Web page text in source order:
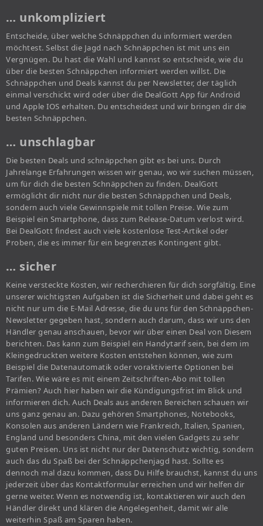
… unkompliziert
Entscheide, über welche Schnäppchen du informiert werden
möchtest. Selbst die Jagd nach Schnäppchen ist mit uns ein
Vergnügen. Du hast die Wahl und kannst so entscheide, wie du
über die besten Schnäppchen informiert werden willst. Die
Schnäppchen und Deals kannst du per Newsletter, der täglich
einmal verschickt wird oder über die DealGott App für Android
und Apple IOS erhalten. Du entscheidest und wir bringen dir die
besten Schnäppchen.
… unschlagbar
Die besten Deals und schnäppchen gibt es bei uns. Durch
Jahrelange Erfahrungen wissen wir genau, wo wir suchen müssen,
um für dich die besten Schnäppchen zu finden. DealGott
ermöglicht dir nicht nur die besten Schnäppchen und Deals,
sondern auch viele Gewinnspiele mit tollen Preise. Wie zum
Beispiel ein Smartphone, dass zum Release-Datum verlost wird.
Bei DealGott findest auch viele kostenlose Test-Artikel oder
Proben, die es immer für ein begrenztes Kontingent gibt.
… sicher
Keine versteckte Kosten, wir recherchieren für dich sorgfältig. Eine
unserer wichtigsten Aufgaben ist die Sicherheit und dabei geht es
nicht nur um die E-Mail Adresse, die du uns für den Schnäppchen-
Newsletter gegeben hast, sondern auch darum, dass wir uns den
Händler genau anschauen, bevor wir über einen Deal von Diesem
berichten. Das kann zum Beispiel ein Handytarif sein, bei dem im
Kleingedruckten weitere Kosten entstehen können, wie zum
Beispiel die Datenautomatik oder voraktivierte Optionen bei
Tarifen. Wie wäre es mit einem Zeitschriften-Abo mit tollen
Prämien? Auch hier haben wir die Kündigungsfrist im Blick und
informieren dich. Auch Deals aus anderen Bereichen schauen wir
uns ganz genau an. Dazu gehören Smartphones, Notebooks,
Konsolen aus anderen Ländern wie Frankreich, Italien, Spanien,
England und besonders China, mit den vielen Gadgets zu sehr
guten Preisen. Uns ist nicht nur der Datenschutz wichtig, sondern
auch das du Spaß bei der Schnäppchenjagd hast. Sollte es
dennoch mal dazu kommen, dass Du Hilfe brauchst, kannst du uns
jederzeit über das Kontaktformular erreichen und wir helfen dir
gerne weiter. Wenn es notwendig ist, kontaktieren wir auch den
Händler direkt und klären die Angelegenheit, damit wir alle
weiterhin Spaß am Sparen haben.